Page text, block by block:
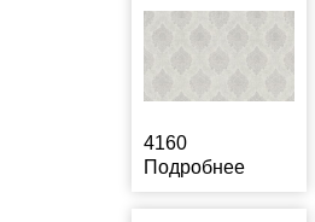
4160
Подробнее